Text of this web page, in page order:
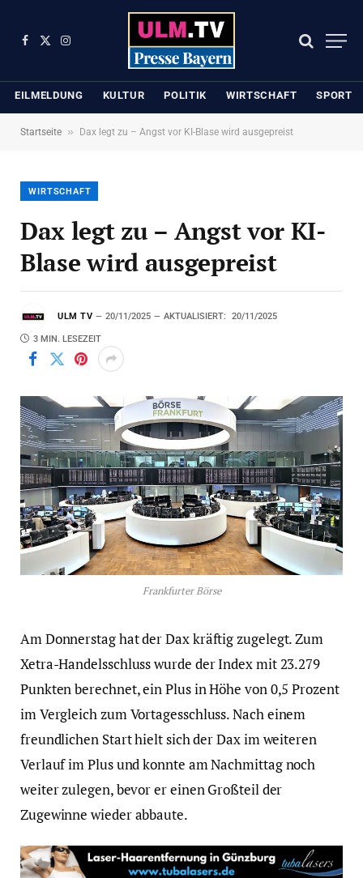
Facebook
X
Instagram
EILMELDUNG KULTUR POLITIK WIRTSCHAFT SPORT
Startseite » Dax legt zu – Angst vor KI-Blase wird ausgepreist
WIRTSCHAFT
Dax legt zu – Angst vor KI-
Blase wird ausgepreist
ULM TV 20/11/2025 AKTUALISIERT: 20/11/2025
3 MIN. LESEZEIT
Frankfurter Börse
Am Donnerstag hat der Dax kräftig zugelegt. Zum
Xetra-Handelsschluss wurde der Index mit 23.279
Punkten berechnet, ein Plus in Höhe von 0,5 Prozent
im Vergleich zum Vortagesschluss. Nach einem
freundlichen Start hielt sich der Dax im weiteren
Verlauf im Plus und konnte am Nachmittag noch
weiter zulegen, bevor er einen Großteil der
Zugewinne wieder abbaute.